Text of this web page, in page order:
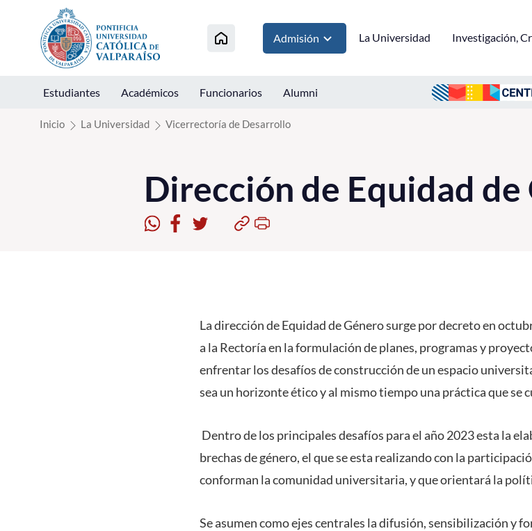
Click acá para ir directamente al contenido
Admisión La Universidad Investigación,
Estudiantes Académicos Funcionarios Alumni
Inicio La Universidad Vicerrectoría de Desarrollo
Dirección de Equidad de
La dirección de Equidad de Género surge por decreto en
a la Rectoría en la formulación de planes, programas y
enfrentar los desafíos de construcción de un espacio
sea un horizonte ético y al mismo tiempo una práctica que se
Dentro de los principales desafíos para el año 2023 esta la
brechas de género, el que se esta realizando con la
conforman la comunidad universitaria, y que orientará la
Se asumen como ejes centrales la difusión, sensibilización y